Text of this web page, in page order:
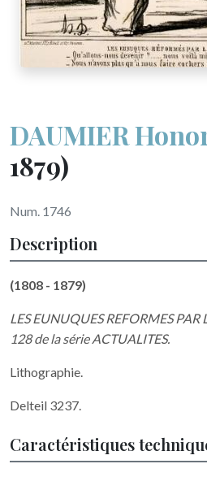
DAUMIER
1879)
Num. 1746
Description
(1808 - 1879)
LES EUNUQUES REFORMES PAR
128 de la série ACTUALITES.
Lithographie.
Delteil 3237.
Caractéristiques